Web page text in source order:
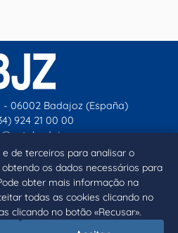
de terceiros para analisar o
os dados necessários para
obter mais informação na
todas as cookies clicando no
clicando no botão «Recusar».
- 06002 Badajoz (España)
924 21 00 00
X Instagram
YouTube
Privacidad Política de Cookies